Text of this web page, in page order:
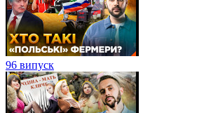
96 випуск